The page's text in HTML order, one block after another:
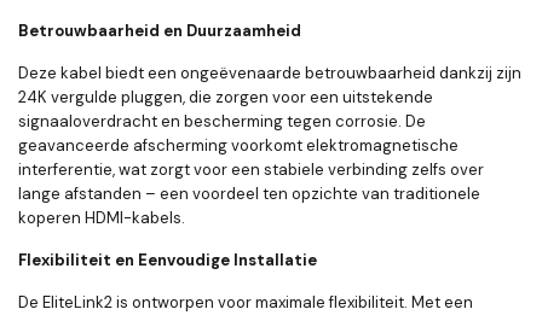
Betrouwbaarheid en Duurzaamheid
Deze kabel biedt een ongeëvenaarde betrouwbaarheid dankzij zijn
24K vergulde pluggen, die zorgen voor een uitstekende
signaaloverdracht en bescherming tegen corrosie. De
geavanceerde afscherming voorkomt elektromagnetische
interferentie, wat zorgt voor een stabiele verbinding zelfs over
lange afstanden – een voordeel ten opzichte van traditionele
koperen HDMI-kabels.
Flexibiliteit en Eenvoudige Installatie
De EliteLink2 is ontworpen voor maximale flexibiliteit. Met een